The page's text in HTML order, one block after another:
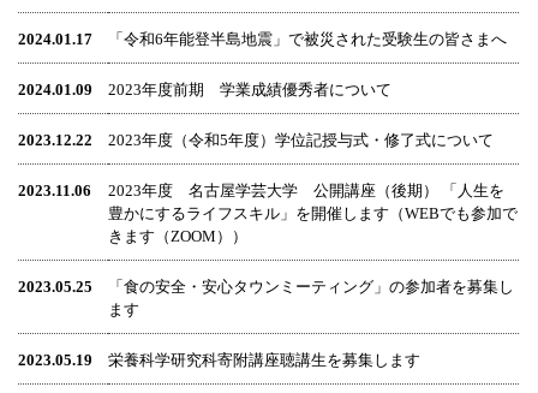
2024.01.17 「令和6年能登半島地震」で被災された受験生の皆さまへ
2024.01.09 2023年度前期 学業成績優秀者について
2023.12.22 2023年度（令和5年度）学位記授与式・修了式について
2023.11.06
2023年度 名古屋学芸大学 公開講座（後期） 「人生を
豊かにするライフスキル」を開催します（WEBでも参加で
きます（ZOOM））
2023.05.25
「食の安全・安心タウンミーティング」の参加者を募集し
ます
2023.05.19 栄養科学研究科寄附講座聴講生を募集します